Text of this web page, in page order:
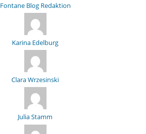
Fontane Blog Redaktion
Karina Edelburg
Clara Wrzesinski
Julia Stamm